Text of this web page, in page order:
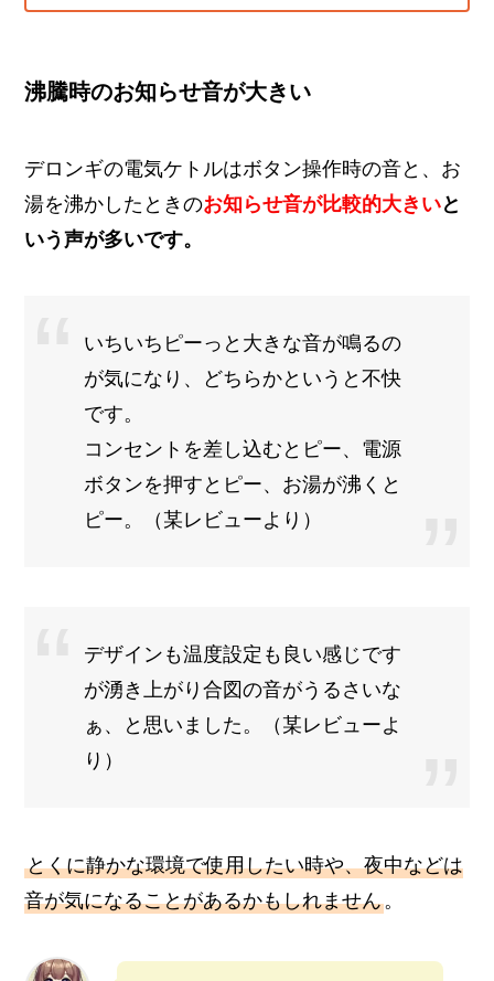
沸騰時のお知らせ音が大きい
デロンギの電気ケトルはボタン操作時の音と、お
湯を沸かしたときのお知らせ音が比較的大きいと
いう声が多いです。
いちいちピーっと大きな音が鳴るの
が気になり、どちらかというと不快
です。
コンセントを差し込むとピー、電源
ボタンを押すとピー、お湯が沸くと
ピー。（某レビューより）
デザインも温度設定も良い感じです
が湧き上がり合図の音がうるさいな
ぁ、と思いました。（某レビューよ
り）
とくに静かな環境で使用したい時や、夜中などは
音が気になることがあるかもしれません。